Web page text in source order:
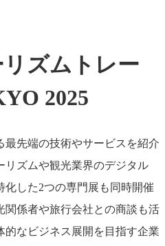
リズムトレー
2025
先端の技術やサービスを紹介
リズムや観光業界のデジタル
した2つの専門展も同時開催
関係者や旅行会社との商談も活
なビジネス展開を目指す企業